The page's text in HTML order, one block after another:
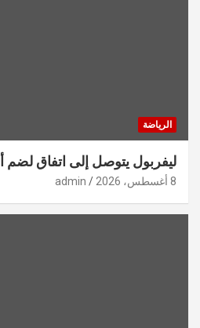
الرياضة
ليفربول يتوصل إلى اتفاق لضم
8 أغسطس، 2026 admin